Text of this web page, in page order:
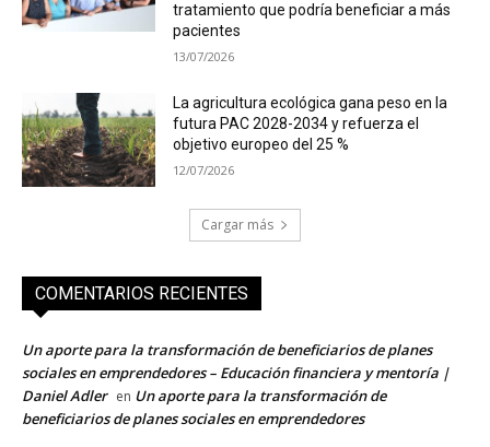
tratamiento que podría beneficiar a más
pacientes
13/07/2026
La agricultura ecológica gana peso en la
futura PAC 2028-2034 y refuerza el
objetivo europeo del 25 %
12/07/2026
Cargar más
COMENTARIOS RECIENTES
Un aporte para la transformación de beneficiarios de planes
sociales en emprendedores – Educación financiera y mentoría |
Daniel Adler en Un aporte para la transformación de
beneficiarios de planes sociales en emprendedores